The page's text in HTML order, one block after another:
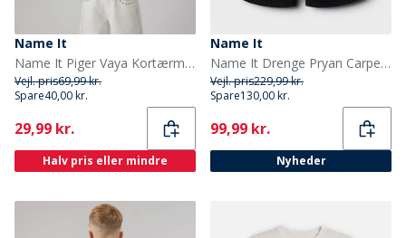
Name It
Name It Piger Vaya Kortærmet T-shirt Strawberry Moon
Vejl. pris69,99 kr.
Spare40,00 kr.
Current
29,99 kr.
Halv pris eller mindre
Name It
Name It Drenge Pryan Carpenter Denim Shorts Black Denim
Vejl. pris229,99 kr.
Spare130,00 kr.
Current
99,99 kr.
Nyheder